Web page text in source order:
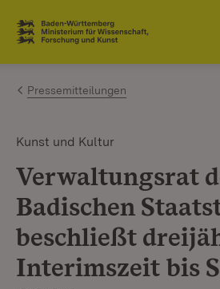
Zum Inhalt springen
Link zur Startseite
Pressemitteilungen
Kunst und Kultur
Verwaltungsrat
Badischen
beschließt
Interimszeit bis